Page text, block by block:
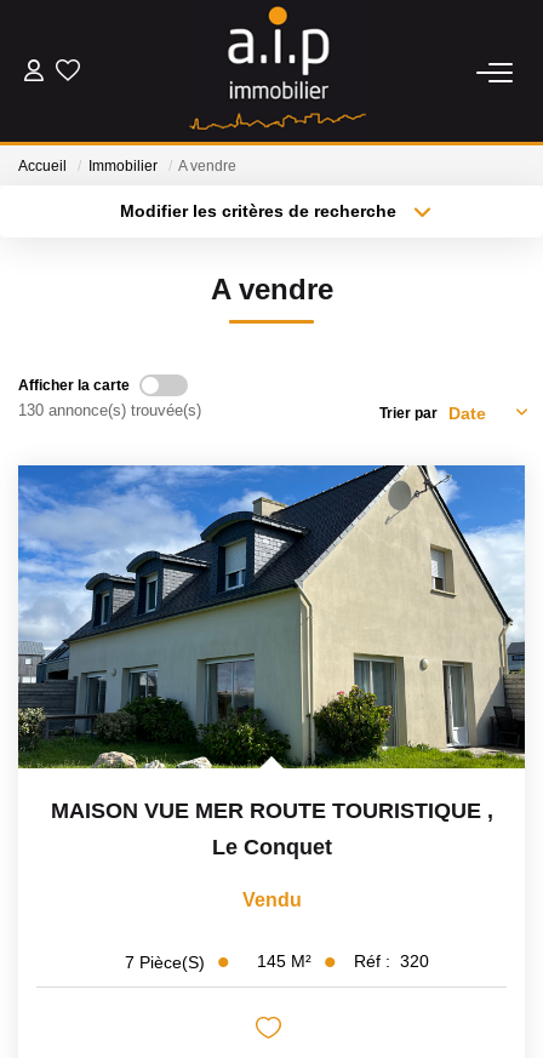
ACHETER
NOS AGENCES
Qui Sommes Nous
Nos Actualités
Avis Clients
Accueil Immobilier A vendre
Modifier les critères de recherche
A vendre
Afficher la carte
130 annonce(s) trouvée(s) Trier par
MAISON VUE MER ROUTE TOURISTIQUE ,
Le Conquet
Vendu
7 Pièce(s) 145 M² Réf : 320